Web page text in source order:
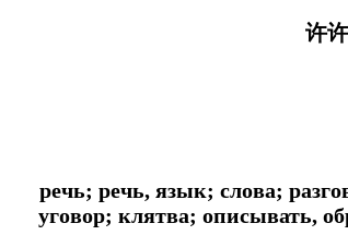
许
речь; речь, язык; слова;
уговор; клятва; описывать,